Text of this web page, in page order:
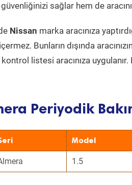
sağlar hem de
Nissan marka aracınıza
Bunların dışında
listesi aracınıza
Periyodik
Model
1.5